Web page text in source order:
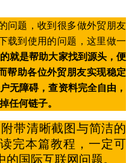
问题，收到很多做外贸朋友
载到使用的问题，这里做一
就是帮助大家找到源头，便
帮助各位外贸朋友实现稳定
无障碍，查资料完全自由，
任何链子。
带清晰截图与简洁的
完本篇教程，一定可
国际互联网问题。